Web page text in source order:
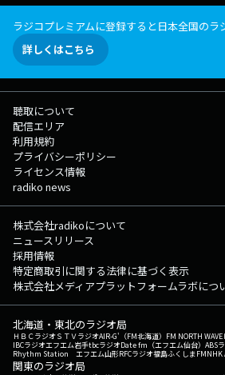
ラジコプレミアムに登録すると日本全国のラ
詳しくはこちら
聴取について
配信エリア
利用規約
プライバシーポリシー
ライセンス情報
radiko news
株式会社radikoについて
ニュースリリース
採用情報
特定商取引に関する法律に基づく表示
株式会社メディアプラットフォームラボにつ
北海道・東北のラジオ局
ＨＢＣラジオＳＴＶラジオAIR-G'（FM北海道） FM NORTH WAVE
IBCラジオエフエム岩手tbcラジオDate fm（エフエム仙台） ABS
Rhythm Station エフエム山形RFCラジオ福島ふくしまFMNHK
関東のラジオ局